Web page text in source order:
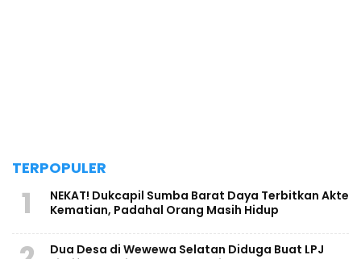
TERPOPULER
1
NEKAT! Dukcapil Sumba Barat Daya Terbitkan Akte
Kematian, Padahal Orang Masih Hidup
Dua Desa di Wewewa Selatan Diduga Buat LPJ